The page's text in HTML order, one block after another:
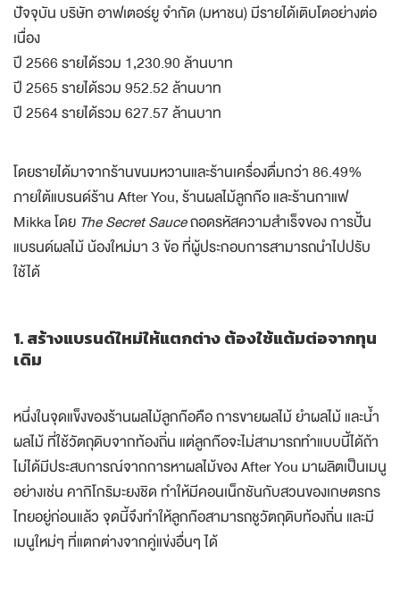
ปัจจุบัน บริษัท อาฟเตอร์ยู จำกัด (มหาชน) มีรายได้เติบโตอย่างต่อ
เนื่อง
ปี 2566 รายได้รวม 1,230.90 ล้านบาท
ปี 2565 รายได้รวม 952.52 ล้านบาท
ปี 2564 รายได้รวม 627.57 ล้านบาท
โดยรายได้มาจากร้านขนมหวานและร้านเครื่องดื่มกว่า 86.49%
ภายใต้แบรนด์ร้าน After You, ร้านผลไม้ลูกก๊อ และร้านกาแฟ
Mikka โดย The Secret Sauceถอดรหัสความสำเร็จของ การปั้น
แบรนด์ผลไม้ น้องใหม่มา 3 ข้อ ที่ผู้ประกอบการสามารถนำไปปรับ
ใช้ได้
1. สร้างแบรนด์ใหม่ให้แตกต่าง ต้องใช้แต้มต่อจากทุน
เดิม
หนึ่งในจุดแข็งของร้านผลไม้ลูกก๊อคือ การขายผลไม้ ยำผลไม้ และน้ำ
ผลไม้ ที่ใช้วัตถุดิบจากท้องถิ่น แต่ลูกก๊อจะไม่สามารถทำแบบนี้ได้ถ้า
ไม่ได้มีประสบการณ์จากการหาผลไม้ของ After You มาผลิตเป็นเมนู
อย่างเช่น คากิโกริมะยงชิด ทำให้มีคอนเน็กชันกับสวนของเกษตรกร
ไทยอยู่ก่อนแล้ว จุดนี้จึงทำให้ลูกก๊อสามารถชูวัตถุดิบท้องถิ่น และมี
เมนูใหม่ๆ ที่แตกต่างจากคู่แข่งอื่นๆ ได้